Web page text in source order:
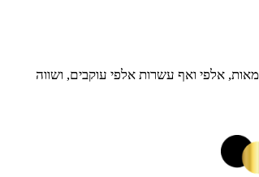
אלפי ואף עשרות אלפי עוקבים, ושווה